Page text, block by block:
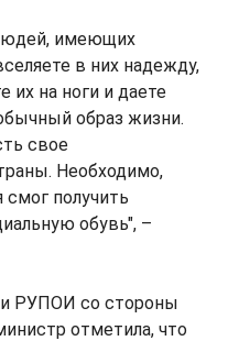
имеющих
в них надежду,
их на ноги и даете
образ жизни.
свое
Необходимо,
получить
обувь", –
РУПОИ со стороны
отметила, что